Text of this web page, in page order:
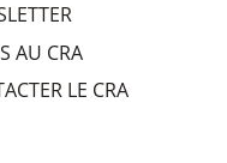
AU CRA
LE CRA